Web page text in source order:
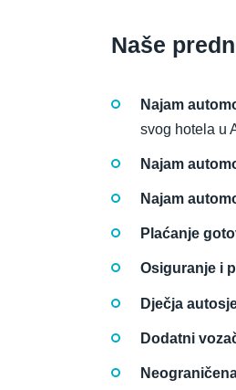
Naše
Najam
svog hotela u
Najam
Najam
Plaćanje
Osiguranje i
Dječja
Dodatni